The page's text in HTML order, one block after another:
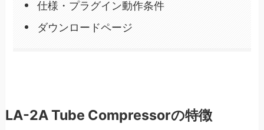
仕様・プラグイン動作条件
ダウンロードページ
LA-2A Tube Compressorの特徴